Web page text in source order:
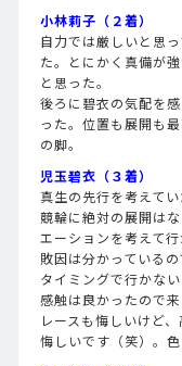
小林莉子（２着）
自力では厳しいと思
た。とにかく真備が
と思った。
後ろに碧衣の気配を
った。位置も展開も
の脚。
児玉碧衣（３着）
真生の先行を考えて
競輪に絶対の展開は
エーションを考えて行
敗因は分かっている
タイミングで行かない
感触は良かったので
レースも悔しいけど
悔しいです（笑）。